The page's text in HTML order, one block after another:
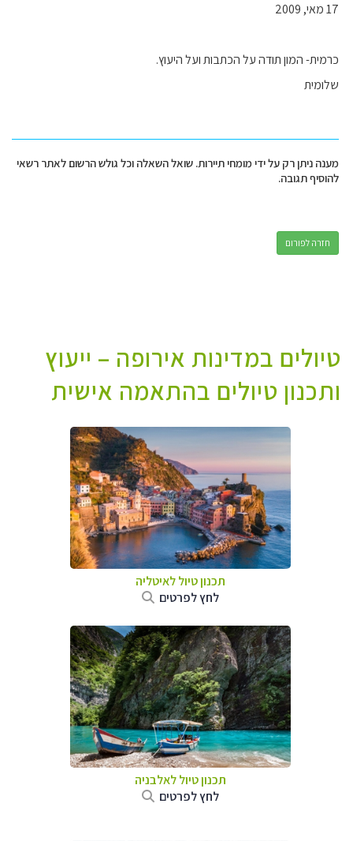
17 מאי, 2009
כרמית- המון תודה על הכתבות ועל היעוץ.
שלומית
מענה ניתן רק על ידי מומחי תיירות. שואל השאלה וכל גולש הרשום לאתר רשאי
להוסיף תגובה.
חזרה לפורום
טיולים במדינות אירופה – ייעוץ
ותכנון טיולים בהתאמה אישית
תכנון טיול לאיטליה
לחץ לפרטים
תכנון טיול לאלבניה
לחץ לפרטים